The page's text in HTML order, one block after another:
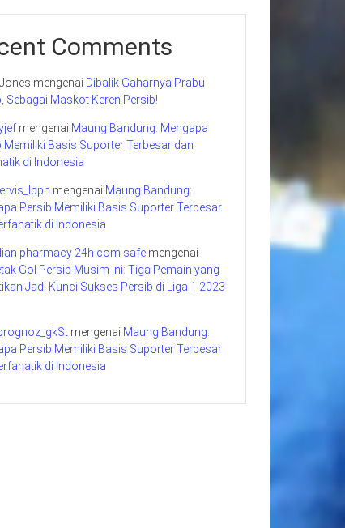
Comments
mengenai Dibalik Gaharnya Prabu
Sebagai Maskot Keren Persib!
mengenai Maung Bandung: Mengapa
Memiliki Basis Suporter Terbesar dan
di Indonesia
mengenai Maung Bandung:
Persib Memiliki Basis Suporter Terbesar
di Indonesia
pharmacy 24h com safe mengenai
Gol Persib Musim Ini: Tiga Pemain yang
Jadi Kunci Sukses Persib di Liga 1 2023-
mengenai Maung Bandung:
Persib Memiliki Basis Suporter Terbesar
di Indonesia